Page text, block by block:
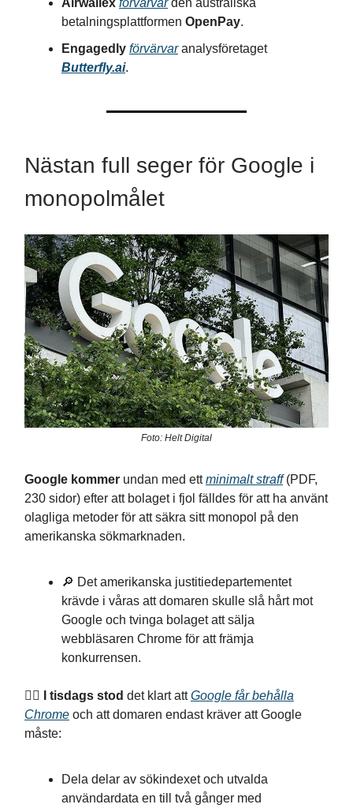
betalningsplattformen OpenPay.
Engagedly förvärvaranalysföretaget
Butterfly.ai.
Nästan full seger för Google i
monopolmålet
Foto: Helt Digital
Google kommer undan med ettminimalt straff(PDF,
230 sidor) efter att bolaget i fjol fälldes för att ha använt
olagliga metoder för att säkra sitt monopol på den
amerikanska sökmarknaden.
🔎 Det amerikanska justitiedepartementet
krävde i våras att domaren skulle slå hårt mot
Google och tvinga bolaget att sälja
webbläsaren Chrome för att främja
konkurrensen.
👨‍⚖️ I tisdags stod det klart attGoogle får behålla
Chrome och att domaren endast kräver att Google
måste:
Dela delar av sökindexet och utvalda
användardata en till två gånger med